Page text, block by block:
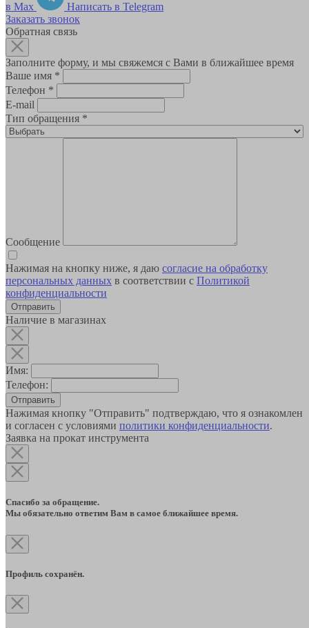
в Max
Написать в Telegram
Заказать звонок
Обратная связь
Заполните форму, и мы свяжемся с Вами в ближайшее время
Ваше имя *
Телефон *
E-mail
Тип обращения *
Сообщение
Нажимая на кнопку ниже, я даю согласие на обработку
персональных данных в соответствии с Политикой
конфиденциальности
Наличие в магазинах
Имя:
Телефон:
Отправить
Нажимая кнопку "Отправить" подтверждаю, что я ознакомлен
и согласен с условиями политики конфиденциальности.
Заявка на прокат инструмента
Спасибо за обращение.
Мы обязательно ответим Вам в самое ближайшее время.
Профиль сохранён.